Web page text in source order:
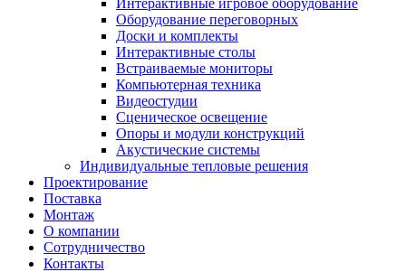
Интерактивные игровое оборудование
Оборудование переговорных
Доски и комплекты
Интерактивные столы
Встраиваемые мониторы
Компьютерная техника
Видеостудии
Cценическое освещение
Опоры и модули конструкций
Акустические системы
Индивидуальные тепловые решения
Проектирование
Поставка
Монтаж
О компании
Сотрудничество
Контакты